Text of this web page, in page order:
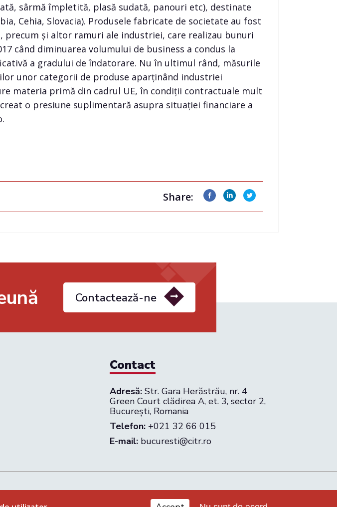
sârmă împletită, plasă sudată, panouri etc), destinate
Cehia, Slovacia). Produsele fabricate de societate au fost
și altor ramuri ale industriei, care realizau bunuri
când diminuarea volumului de business a condus la
a gradului de îndatorare. Nu în ultimul rând, măsurile
unor categorii de produse aparținând industriei
materia primă din cadrul UE, în condiții contractuale mult
o presiune suplimentară asupra situației financiare a
Share:
Contactează-ne
Contact
Adresă: Str. Gara Herăstrău, nr. 4
Green Court clădirea A, et. 3, sector 2,
București, Romania
Telefon: +021 32 66 015
E-mail: bucuresti@citr.ro
© 2026 CITR Romania. All rights reserved